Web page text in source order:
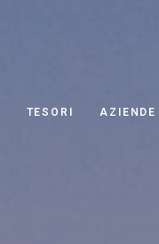
TESORI AZIENDE